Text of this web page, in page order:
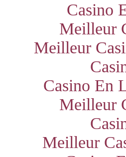
Casino
Meilleur
Meilleur
Casino En
Meilleur
Meilleur